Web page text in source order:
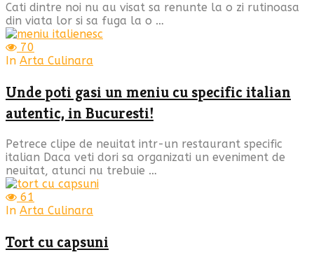
Cati dintre noi nu au visat sa renunte la o zi rutinoasa
din viata lor si sa fuga la o …
70
In Arta Culinara
Unde poti gasi un meniu cu specific italian
autentic, in Bucuresti!
Petrece clipe de neuitat intr-un restaurant specific
italian Daca veti dori sa organizati un eveniment de
neuitat, atunci nu trebuie …
61
In Arta Culinara
Tort cu capsuni